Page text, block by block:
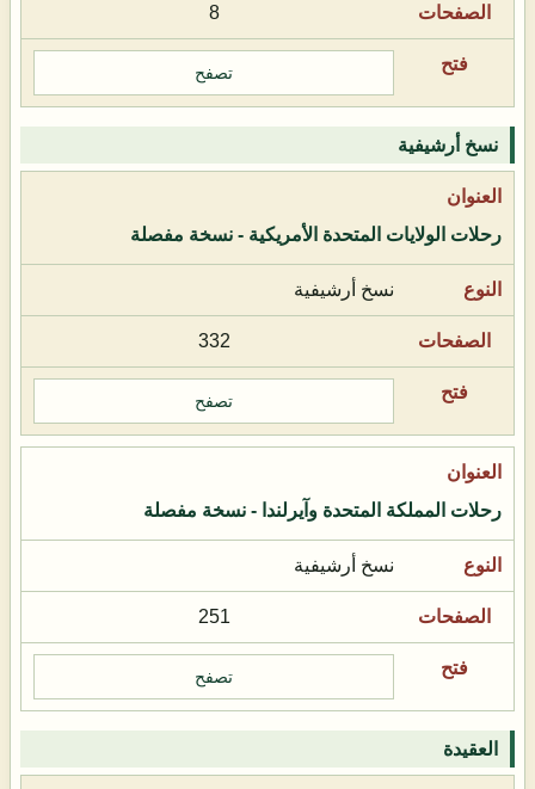
8
تصفح
نسخ أرشيفية
رحلات الولايات المتحدة الأمريكية - نسخة مفصلة
نسخ أرشيفية
332
تصفح
رحلات المملكة المتحدة وآيرلندا - نسخة مفصلة
نسخ أرشيفية
251
تصفح
العقيدة